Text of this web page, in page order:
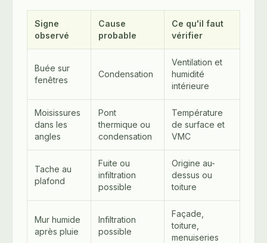
Signe
observé
Cause
probable
Ce qu'il faut
vérifier
Buée sur
fenêtres
Condensation
Ventilation et
humidité
intérieure
Moisissures
dans les
angles
Pont
thermique ou
condensation
Température
de surface et
VMC
Tache au
plafond
Fuite ou
infiltration
possible
Origine au-
dessus ou
toiture
Mur humide
après pluie
Infiltration
possible
Façade,
toiture,
menuiseries